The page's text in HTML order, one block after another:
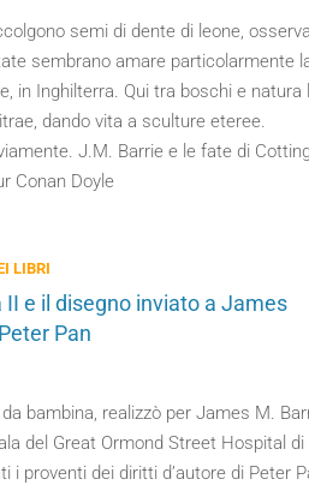
semi di dente di leone,
sembrano amare particolarmente
in Inghilterra. Qui tra boschi e natura
dando vita a sculture eteree.
J.M. Barrie e le fate di
Conan Doyle
LIBRI
II e il disegno inviato a James
Pan
bambina, realizzò per James M.
del Great Ormond Street Hospital di
i proventi dei diritti d’autore di Peter